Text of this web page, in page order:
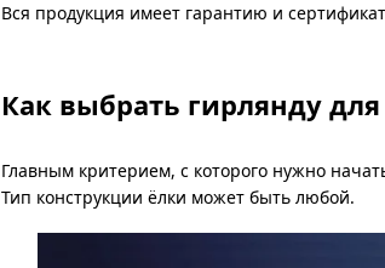
Вся продукция имеет гарантию и
Как выбрать гирлянду
Главным критерием, с которого нужно
Тип конструкции ёлки может быть любой.